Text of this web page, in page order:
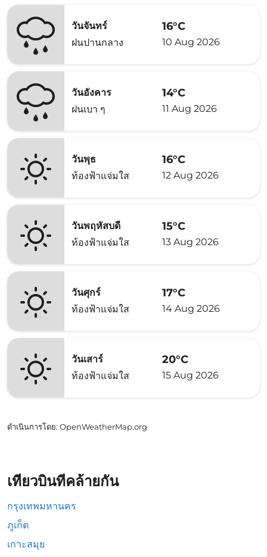
วันจันทร์
ฝนปานกลาง
16°C
10 Aug 2026
วันอังคาร
ฝนเบา ๆ
14°C
11 Aug 2026
วันพุธ
ท้องฟ้าแจ่มใส
16°C
12 Aug 2026
วันพฤหัสบดี
ท้องฟ้าแจ่มใส
15°C
13 Aug 2026
วันศุกร์
ท้องฟ้าแจ่มใส
17°C
14 Aug 2026
วันเสาร์
ท้องฟ้าแจ่มใส
20°C
15 Aug 2026
ดำเนินการโดย: OpenWeatherMap.org
เที่ยวบินที่คล้ายกัน
กรุงเทพมหานคร
ภูเก็ต
เกาะสมุย